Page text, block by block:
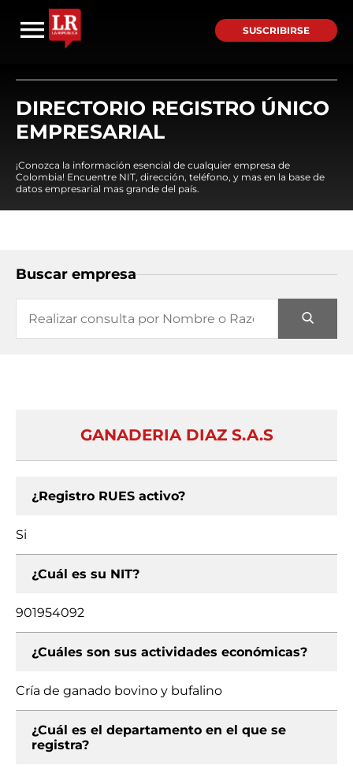
SUSCRIBIRSE
DIRECTORIO REGISTRO ÚNICO
EMPRESARIAL
¡Conozca la información esencial de cualquier empresa de
Colombia! Encuentre NIT, dirección, teléfono, y mas en la base de
datos empresarial mas grande del país.
Buscar empresa
GANADERIA DIAZ S.A.S
¿Registro RUES activo?
Si
¿Cuál es su NIT?
901954092
¿Cuáles son sus actividades económicas?
Cría de ganado bovino y bufalino
¿Cuál es el departamento en el que se
registra?